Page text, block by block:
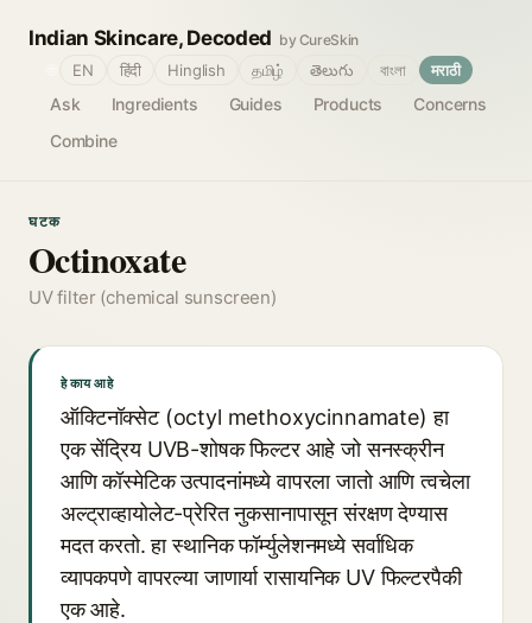
Indian Skincare, Decoded by CureSkin
Ask Ingredients Guides Products
Concerns
Combine
EN हिंदी Hinglish தமிழ் తెలుగు বাংলা मराठी
घटक
Octinoxate
UV filter (chemical sunscreen)
हे काय आहे
ऑक्टिनॉक्सेट (octyl methoxycinnamate) हा
एक सेंद्रिय UVB-शोषक फिल्टर आहे जो सनस्क्रीन
आणि कॉस्मेटिक उत्पादनांमध्ये वापरला जातो आणि त्वचेला
अल्ट्राव्हायोलेट-प्रेरित नुकसानापासून संरक्षण देण्यास
मदत करतो. हा स्थानिक फॉर्म्युलेशनमध्ये सर्वाधिक
व्यापकपणे वापरल्या जाणार्या रासायनिक UV फिल्टरपैकी
एक आहे.